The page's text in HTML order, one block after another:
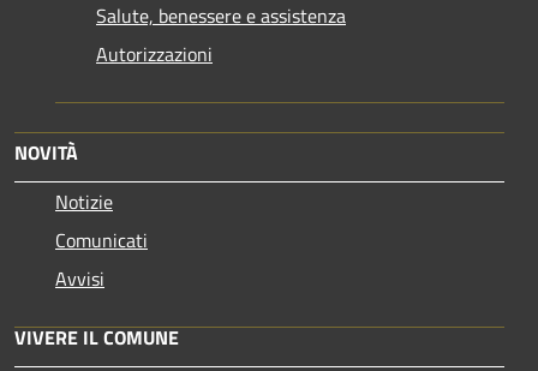
Salute, benessere e assistenza
Autorizzazioni
NOVITÀ
Notizie
Comunicati
Avvisi
VIVERE IL COMUNE